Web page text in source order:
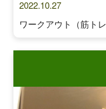
2022.10.27
ワークアウト（筋ト